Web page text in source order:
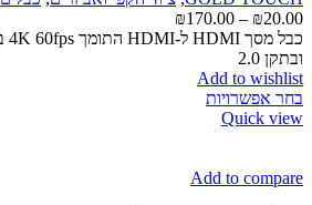
האפשרויות
בעמוד
המוצר
₪20.00
–
₪170.00
מחירים:
ובתקן 2.0
Add to wishlist
בחר אפשרויות
סוגים.
Quick view
Add to compare